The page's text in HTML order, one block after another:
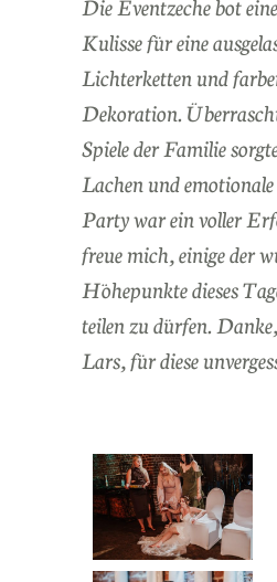
Kulisse für eine
Lichterketten und
Dekoration.
Spiele der Familie
Lachen und
Party war ein voller
freue mich, einige der
Höhepunkte dieses
teilen zu dürfen.
Lars, für diese